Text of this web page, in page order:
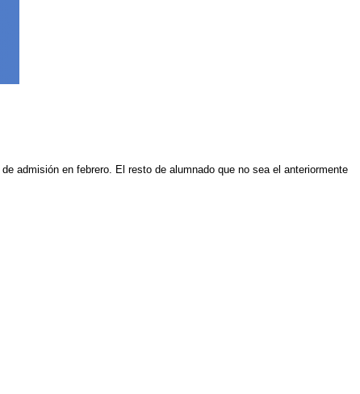
admisión en febrero. El resto de alumnado que no sea el anteriormente